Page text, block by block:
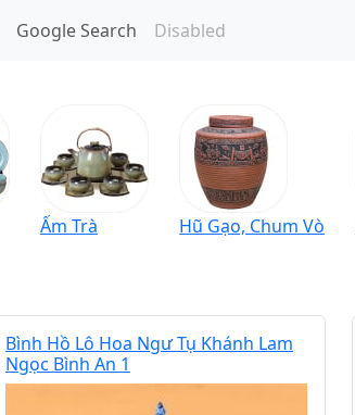
Google Search Disabled
Ấm Trà Hũ Gạo, Chum Vò
Bình Hồ Lô Hoa Ngư Tụ Khánh Lam
Ngọc Bình An 1